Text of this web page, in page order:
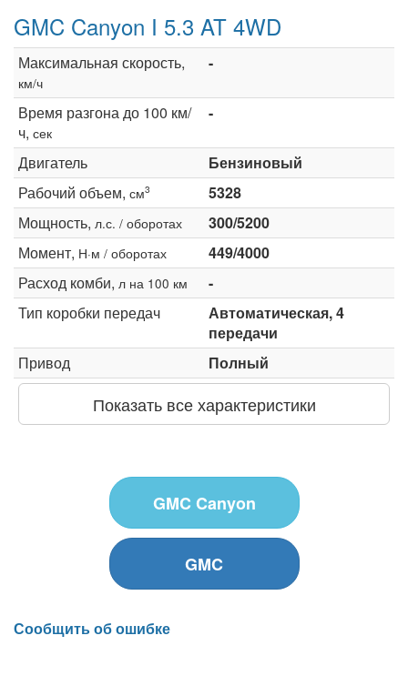
GMC Canyon I 5.3 AT 4WD
Максимальная скорость,
км/ч
-
Время разгона до 100 км/
ч, сек
-
Двигатель
Бензиновый
Рабочий объем, см3
5328
Мощность, л.с. / оборотах
300/5200
Момент, Н·м / оборотах
449/4000
Расход комби, л на 100 км
-
Тип коробки передач
Автоматическая, 4
передачи
Привод
Полный
Показать все характеристики
GMC Canyon
GMC
Сообщить об ошибке